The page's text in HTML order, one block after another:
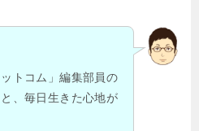
トコム」編集部員の
、毎日生きた心地が